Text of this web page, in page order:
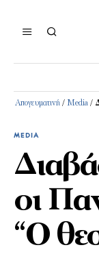
Απογευματινή / Media /
MEDIA
οι
“Ο